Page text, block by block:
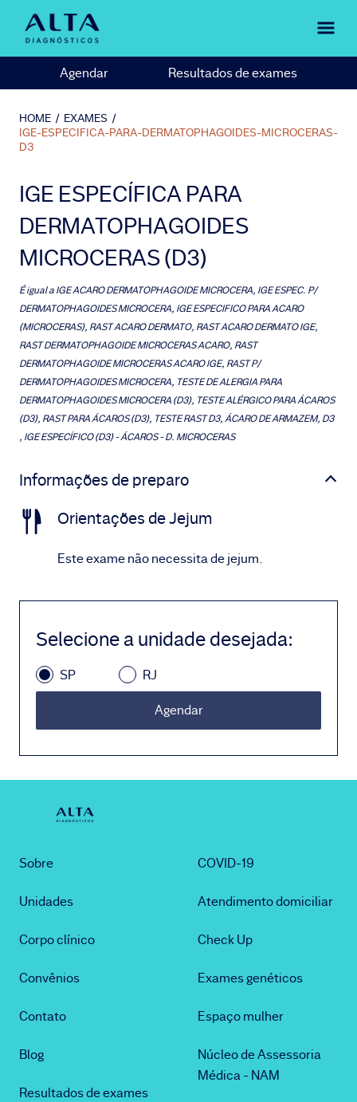
Agendar Resultados de exames
HOME / EXAMES /
IGE-ESPECIFICA-PARA-DERMATOPHAGOIDES-MICROCERAS-
D3
IGE ESPECÍFICA PARA
DERMATOPHAGOIDES
MICROCERAS (D3)
É igual aIGE ACARO DERMATOPHAGOIDE MICROCERA, IGE ESPEC. P/
DERMATOPHAGOIDES MICROCERA, IGE ESPECIFICO PARA ACARO
(MICROCERAS), RAST ACARO DERMATO, RAST ACARO DERMATO IGE,
RAST DERMATOPHAGOIDE MICROCERAS ACARO, RAST
DERMATOPHAGOIDE MICROCERAS ACARO IGE, RAST P/
DERMATOPHAGOIDES MICROCERA, TESTE DE ALERGIA PARA
DERMATOPHAGOIDES MICROCERA (D3), TESTE ALÉRGICO PARA ÁCAROS
(D3), RAST PARA ÁCAROS (D3), TESTE RAST D3, ÁCARO DE ARMAZEM, D3
, IGE ESPECÍFICO (D3) - ÁCAROS - D. MICROCERAS
Informações de preparo
Orientações de Jejum
Este exame não necessita de jejum.
Selecione a unidade desejada:
SP RJ
Agendar
Sobre
Unidades
Corpo clínico
Convênios
Contato
Blog
Resultados de exames
COVID-19
Atendimento domiciliar
Check Up
Exames genéticos
Espaço mulher
Núcleo de Assessoria
Médica - NAM